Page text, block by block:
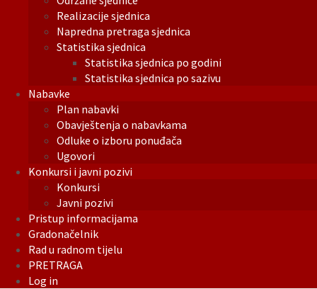
Realizacije sjednica
Napredna pretraga sjednica
Statistika sjednica
Statistika sjednica po godini
Statistika sjednica po sazivu
Nabavke
Plan nabavki
Obavještenja o nabavkama
Odluke o izboru ponuđača
Ugovori
Konkursi i javni pozivi
Konkursi
Javni pozivi
Pristup informacijama
Gradonačelnik
Rad u radnom tijelu
PRETRAGA
Log in